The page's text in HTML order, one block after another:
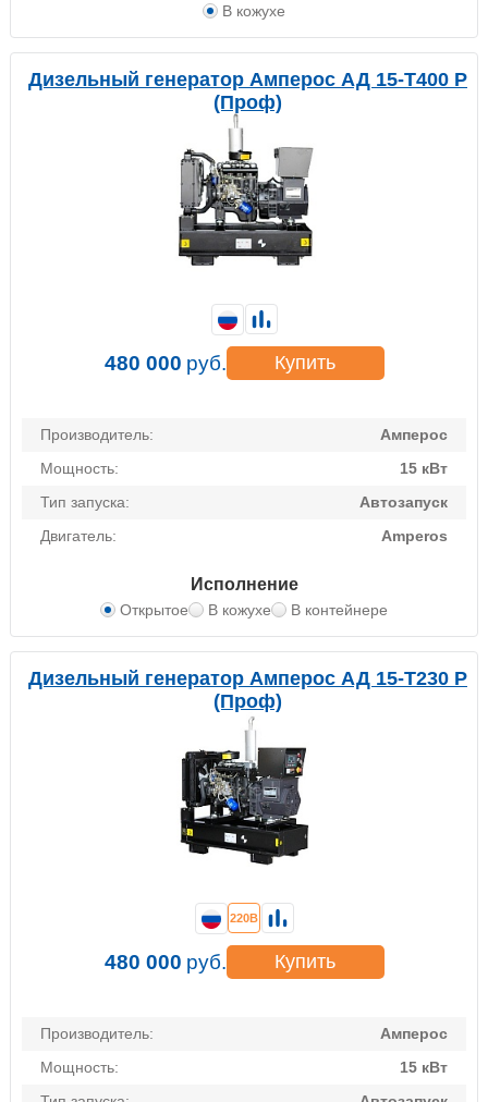
В кожухе
Дизельный генератор Амперос АД 15-Т400 P
(Проф)
Производитель:
Амперос
Мощность:
15 кВт
Тип запуска:
Автозапуск
Двигатель:
Amperos
Исполнение
Открытое В кожухе В контейнере
480 000 руб. Купить
Дизельный генератор Амперос АД 15-Т230 P
(Проф)
Производитель:
Амперос
Мощность:
15 кВт
220В
480 000 руб. Купить